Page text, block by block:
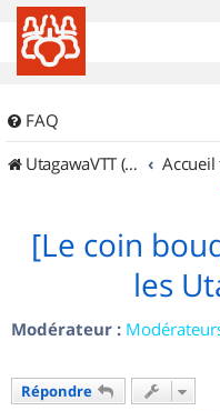
FAQ
UtagawaVTT (Randos VTT et VTTAE avec traces GPS)
[Le coin
les
Modérateur :
Répondre